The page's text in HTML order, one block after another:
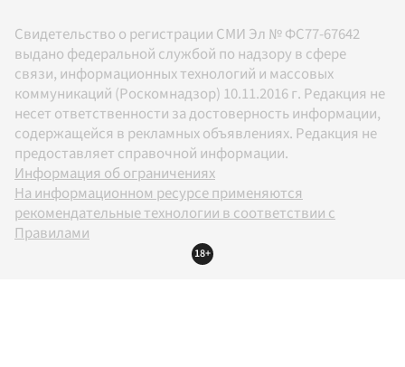
Свидетельство о регистрации СМИ Эл № ФС77-67642
выдано федеральной службой по надзору в сфере
связи, информационных технологий и массовых
коммуникаций (Роскомнадзор) 10.11.2016 г. Редакция не
несет ответственности за достоверность информации,
содержащейся в рекламных объявлениях. Редакция не
предоставляет справочной информации.
Информация об ограничениях
На информационном ресурсе применяются
рекомендательные технологии в соответствии с
Правилами
18+